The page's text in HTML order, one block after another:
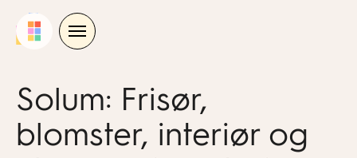
Solum: Frisør,
blomster, interiør og